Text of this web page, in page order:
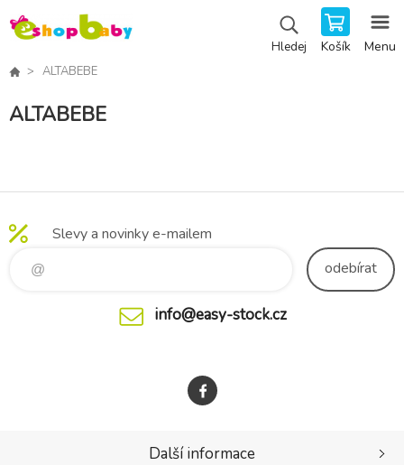
Hledej Košík Menu
ALTABEBE
ALTABEBE
Slevy a novinky e-mailem
odebírat
info@easy-stock.cz
Další informace